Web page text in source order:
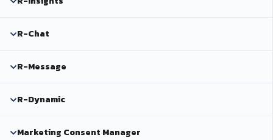
R-Chat
R-Message
R-Dynamic
Marketing Consent Manager